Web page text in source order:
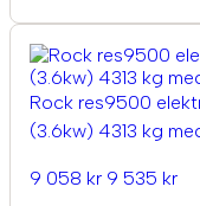
Rock res9500
(3.6kw) 4313 kg
9 058 kr 9 535 kr